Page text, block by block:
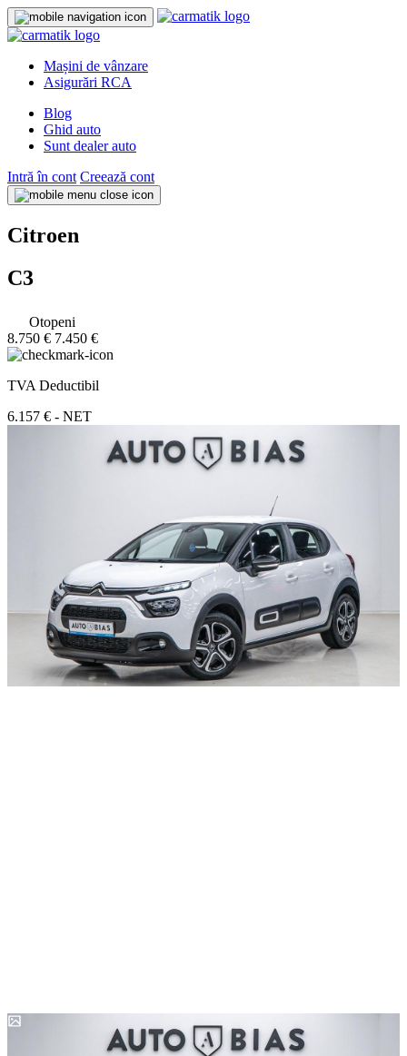
Mașini de vânzare
Asigurări RCA
Blog
Ghid auto
Sunt dealer auto
Intră în cont Creează cont
Citroen
C3
Otopeni
8.750 € 7.450 €
TVA Deductibil
6.157 € - NET